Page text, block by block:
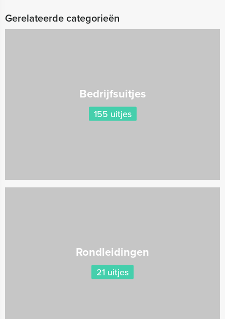
Gerelateerde categorieën
Bedrijfsuitjes
155 uitjes
Rondleidingen
21 uitjes